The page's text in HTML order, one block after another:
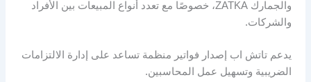
والجمارك ZATKA، خصوصًا مع تعدد أنواع المبيعات بين الأفراد
والشركات.
يدعم تاتش اب إصدار فواتير منظمة تساعد على إدارة الالتزامات
الضريبية وتسهيل عمل المحاسبين.